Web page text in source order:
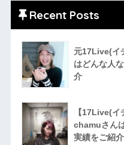
Recent Posts
元17Live(イ
はどんな人
介
【17Live(
chamuさん
実績をご紹介